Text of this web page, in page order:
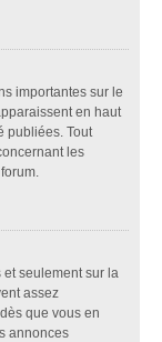
importantes sur le
en haut
publiées. Tout
les
seulement sur la
assez
que vous en
annonces